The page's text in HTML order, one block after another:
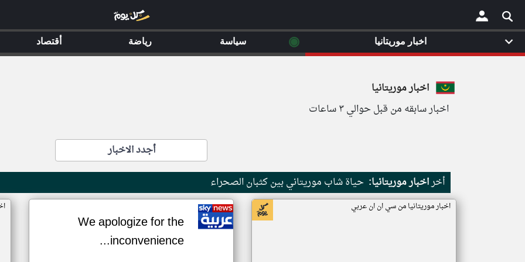
×
اخبار موريتانيا
اخبار سابقه من قبل حوالي ٣ ساعات
أجدد الاخبار
أخراخبار موريتانيا: حياة شاب موريتاني بين كثبان الصحراء
اخبار موريتانيا من سي ان ان عربي
We apologize for the
inconvenience...
اخبار موريتانيا ◉ سياسة رياضة أقتصاد